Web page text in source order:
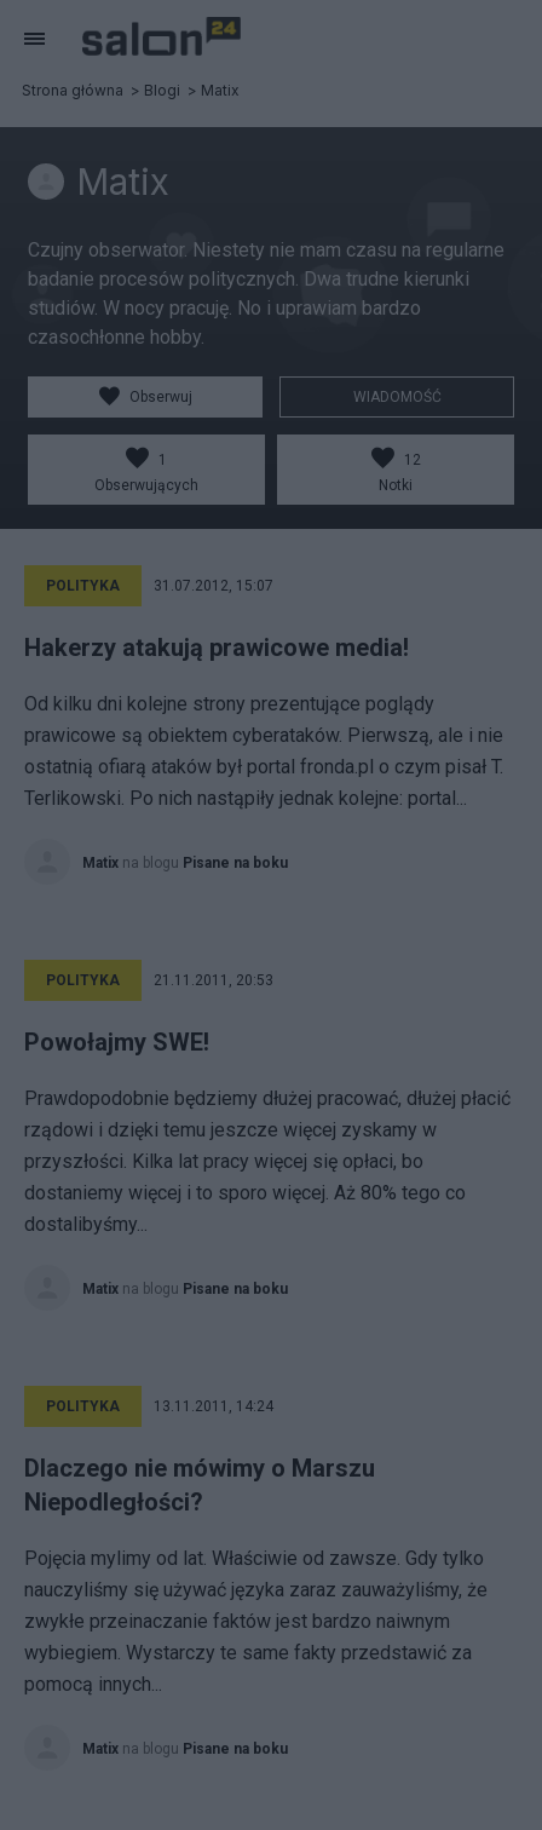
Strona główna Blogi Matix
Matix
Czujny obserwator. Niestety nie mam czasu na regularne
badanie procesów politycznych. Dwa trudne kierunki
studiów. W nocy pracuję. No i uprawiam bardzo
czasochłonne hobby.
Obserwuj WIADOMOŚĆ
1
Obserwujących
12
Notki
POLITYKA 31.07.2012, 15:07
Hakerzy atakują prawicowe media!
Od kilku dni kolejne strony prezentujące poglądy
prawicowe są obiektem cyberataków. Pierwszą, ale i nie
ostatnią ofiarą ataków był portal fronda.pl o czym pisał T.
Terlikowski. Po nich nastąpiły jednak kolejne: portal...
Matix na blogu Pisane na boku
POLITYKA 21.11.2011, 20:53
Powołajmy SWE!
Prawdopodobnie będziemy dłużej pracować, dłużej płacić
rządowi i dzięki temu jeszcze więcej zyskamy w
przyszłości. Kilka lat pracy więcej się opłaci, bo
dostaniemy więcej i to sporo więcej. Aż 80% tego co
dostalibyśmy...
Matix na blogu Pisane na boku
POLITYKA 13.11.2011, 14:24
Dlaczego nie mówimy o Marszu
Niepodległości?
Pojęcia mylimy od lat. Właściwie od zawsze. Gdy tylko
nauczyliśmy się używać języka zaraz zauważyliśmy, że
zwykłe przeinaczanie faktów jest bardzo naiwnym
wybiegiem. Wystarczy te same fakty przedstawić za
pomocą innych...
Matix na blogu Pisane na boku